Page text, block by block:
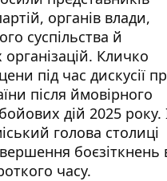
органів влади,
суспільства й
Кличко
під час дискусії
після ймовірного
дій 2025 року.
голова столиці
боєзіткнень
часу.